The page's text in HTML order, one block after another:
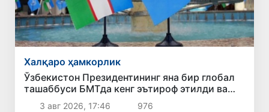
Халқаро ҳамкорлик
Ўзбекистон Президентининг яна бир глобал
ташаббуси БМТда кенг эътироф этилди ва
қабул қилинди
3 авг 2026, 17:46 976